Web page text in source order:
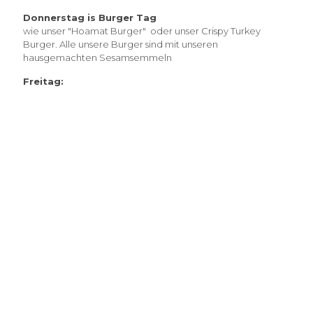
Donnerstag is Burger Tag
wie unser "Hoamat Burger" oder unser Crispy Turkey
Burger. Alle unsere Burger sind mit unseren
hausgemachten Sesamsemmeln
Freitag: